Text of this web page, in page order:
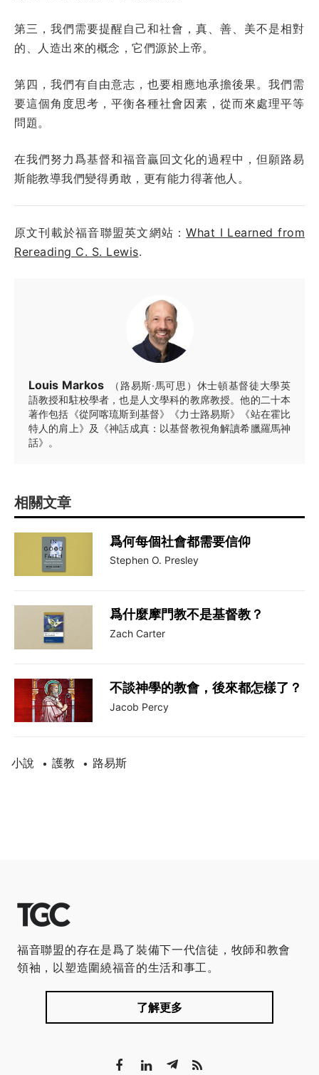
第三，我們需要提醒自己和社會，真、善、美不是相對
的、人造出來的概念，它們源於上帝。
第四，我們有自由意志，也要相應地承擔後果。我們需
要這個角度思考，平衡各種社會因素，從而來處理平等
問題。
在我們努力爲基督和福音贏回文化的過程中，但願路易
斯能教導我們變得勇敢，更有能力得著他人。
原文刊載於福音聯盟英文網站：What I Learned from
Rereading C. S. Lewis.
Louis Markos
（路易斯·馬可思）休士頓基督徒大學英
語教授和駐校學者，也是人文學科的教席教授。他的二十本
著作包括《從阿喀琉斯到基督》《力士路易斯》《站在霍比
特人的肩上》及《神話成真：以基督教視角解讀希臘羅馬神
話》。
相關文章
爲何每個社會都需要信仰
Stephen O. Presley
爲什麼摩門教不是基督教？
Zach Carter
不談神學的教會，後來都怎樣了？
Jacob Percy
小說 • 護教 • 路易斯
福音聯盟的存在是爲了裝備下一代信徒，牧師和教會
領袖，以塑造圍繞福音的生活和事工。
了解更多